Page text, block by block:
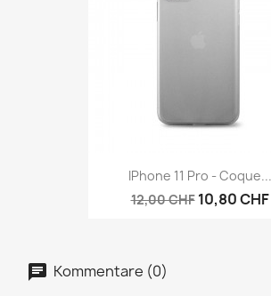
IPhone 11 Pro - Coque...
12,00 CHF 10,80 CHF
Kommentare (0)